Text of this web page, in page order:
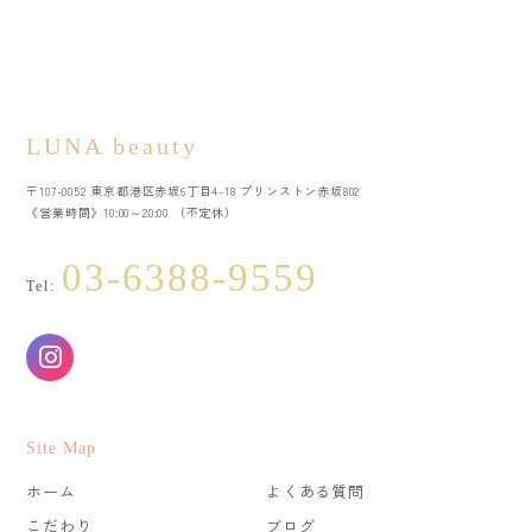
LUNA beauty
〒107-0052 東京都港区赤坂6丁目4-18 プリンストン赤坂802
《営業時間》10:00～20:00 （不定休）
Tel: 03-6388-9559
Site Map
ホーム
こだわり
よくある質問
ブログ